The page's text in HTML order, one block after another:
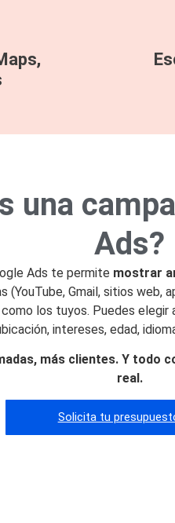
una
Ads?
Ads te permite mostrar
(YouTube, Gmail, sitios web,
los tuyos. Puedes elegir
intereses, edad,
más clientes. Y todo
real.
Solicita tu